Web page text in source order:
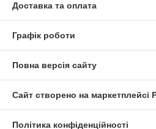
Доставка та оплата
Графік роботи
Повна версія сайту
Сайт створено на маркетплейсі
Політика конфіденційності